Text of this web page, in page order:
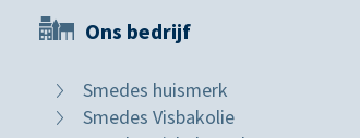
Ons bedrijf
Smedes huismerk
Smedes Visbakolie